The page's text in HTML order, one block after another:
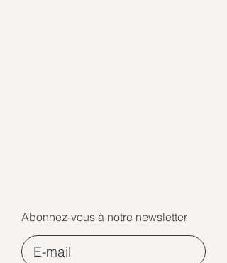
Abonnez-vous à notre newsletter